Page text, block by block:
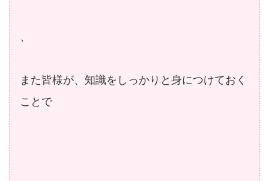
、
また皆様が、知識をしっかりと身につけておく
ことで